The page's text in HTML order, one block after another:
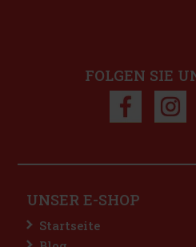
FOLGEN SIE
UNSER E-SHOP
Startseite